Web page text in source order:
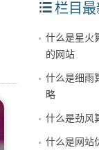
栏目
什么是星火
的网站
什么是细雨
略
什么是劲风
什么是网站